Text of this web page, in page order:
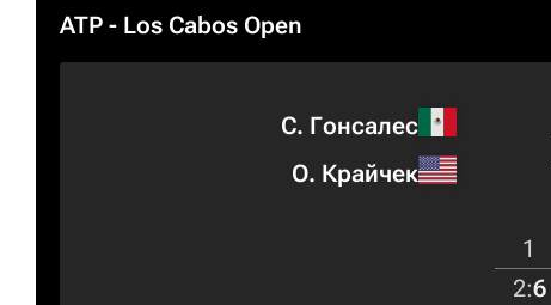
ATP - Los Cabos Open
С. Гонсалес
О. Крайчек
1
2:6